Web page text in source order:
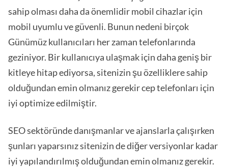
sahip olması daha da önemlidir mobil cihazlar için
mobil uyumlu ve güvenli. Bunun nedeni birçok
Günümüz kullanıcıları her zaman telefonlarında
geziniyor. Bir kullanıcıya ulaşmak için daha geniş bir
kitleye hitap ediyorsa, sitenizin şu özelliklere sahip
olduğundan emin olmanız gerekir cep telefonları için
iyi optimize edilmiştir.
SEO sektöründe danışmanlar ve ajanslarla çalışırken
şunları yaparsınız sitenizin de diğer versiyonlar kadar
iyi yapılandırılmış olduğundan emin olmanız gerekir.